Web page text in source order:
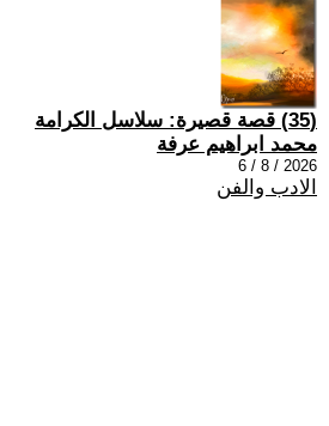
(35) قصة قصيرة: سلاسل الكرامة
محمد ابراهيم عرفة
2026 / 8 / 6
الادب والفن